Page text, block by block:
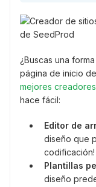
¿Buscas una
página de inicio
mejores
hace fácil:
Editor de
diseño que
codificación!
Plantillas
diseño